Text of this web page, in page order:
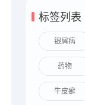
标签列表
银屑病
药物
牛皮癣